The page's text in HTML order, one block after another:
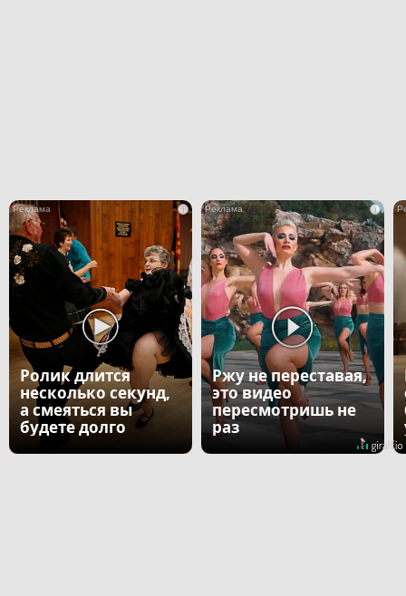
i
Ролик длится
несколько секунд,
а смеяться вы
будете долго
i
Ржу не переставая,
это видео
пересмотришь не
раз